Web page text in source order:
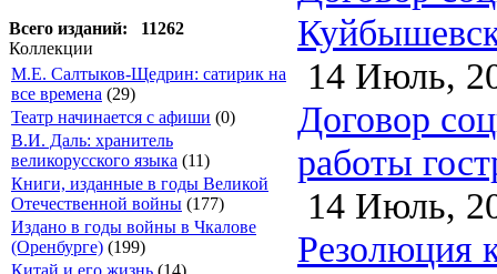
Всего изданий: 11262
Коллекции
М.Е. Салтыков-Щедрин: сатирик на
все времена (29)
Театр начинается с афиши (0)
В.И. Даль: хранитель
великорусского языка (11)
Книги, изданные в годы Великой
Отечественной войны (177)
Издано в годы войны в Чкалове
(Оренбурге) (199)
Китай и его жизнь (14)
14 Июль,
Договор
работы
14 Июль,
Резолюция